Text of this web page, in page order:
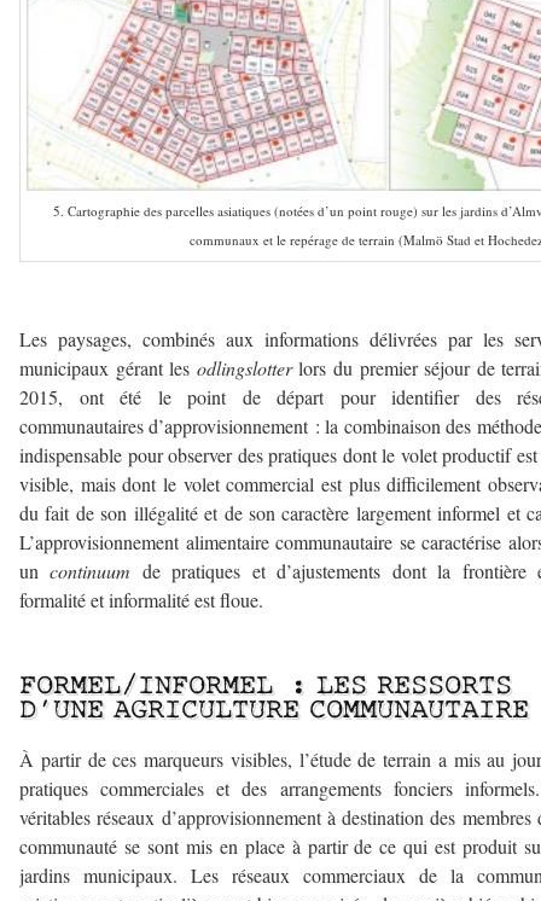
5. Cartographie des parcelles asiatiques (notées d’un point rouge) sur les jardins
communaux et le repérage de terrain (Malmö Stad et
Les paysages, combinés aux informations délivrées par les
municipaux gérant les odlingslotterlors du premier séjour de
2015, ont été le point de départ pour identifier des
communautaires d’approvisionnement : la combinaison des
indispensable pour observer des pratiques dont le volet productif
visible, mais dont le volet commercial est plus difficilement
du fait de son illégalité et de son caractère largement informel et
L’approvisionnement alimentaire communautaire se caractérise
uncontinuum de pratiques et d’ajustements dont la frontière
formalité et informalité est floue.
FORMEL/INFORMEL : LES RESSORTS
D’UNE AGRICULTURE COMMUNAUTAIRE
À partir de ces marqueurs visibles, l’étude de terrain a mis au
pratiques commerciales et des arrangements fonciers
véritables réseaux d’approvisionnement à destination des membres
communauté se sont mis en place à partir de ce qui est produit
jardins municipaux. Les réseaux commerciaux de la